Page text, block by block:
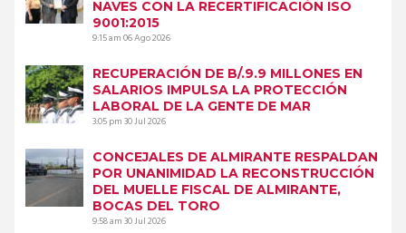
NAVES CON LA RECERTIFICACIÓN ISO
9001:2015
9:15 am06 Ago 2026
RECUPERACIÓN DE B/.9.9 MILLONES EN
SALARIOS IMPULSA LA PROTECCIÓN
LABORAL DE LA GENTE DE MAR
3:05 pm30 Jul 2026
CONCEJALES DE ALMIRANTE RESPALDAN
POR UNANIMIDAD LA RECONSTRUCCIÓN
DEL MUELLE FISCAL DE ALMIRANTE,
BOCAS DEL TORO
9:58 am30 Jul 2026